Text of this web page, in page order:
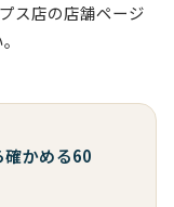
ス店の店舗ページ
確かめる60